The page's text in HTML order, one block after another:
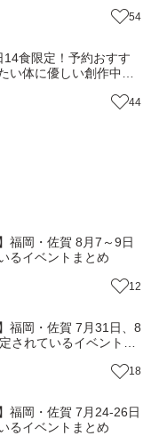
福岡・新宮町）【まち
54
14食限定！予約おすす
い体に優しい創作中華
44
福岡・佐賀 8月7～9日
るイベントまとめ
12
福岡・佐賀 7月31日、8
されているイベントま
18
福岡・佐賀 7月24-26日
るイベントまとめ